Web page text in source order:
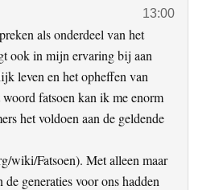
13:00
als onderdeel van het
ook in mijn ervaring bij aan
leven en het opheffen van
fatsoen kan ik me enorm
het voldoen aan de geldende
wiki/Fatsoen). Met alleen maar
generaties voor ons hadden